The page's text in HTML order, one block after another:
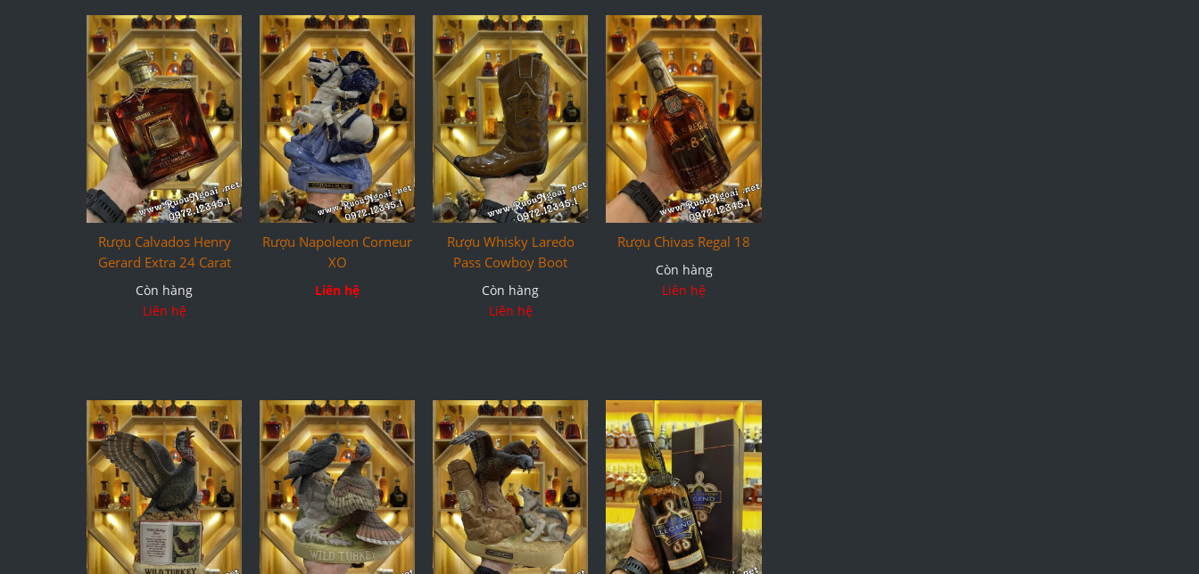
Rượu Calvados Henry
Gerard Extra 24 Carat
Còn hàng
Liên hệ
Rượu Napoleon Corneur
XO
Liên hệ
Rượu Whisky Laredo
Pass Cowboy Boot
Còn hàng
Liên hệ
Rượu Chivas Regal 18
Còn hàng
Liên hệ